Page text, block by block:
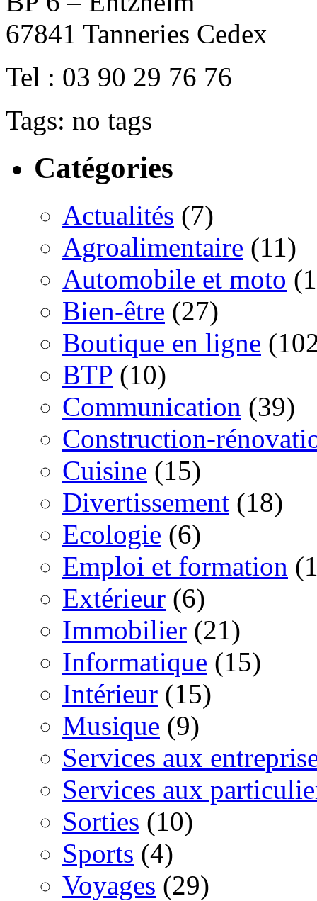
67841 Tanneries Cedex
Tel : 03 90 29 76 76
Tags: no tags
Catégories
Actualités (7)
Agroalimentaire (11)
Automobile et moto
Bien-être (27)
Boutique en ligne
BTP (10)
Communication (39)
Construction-
Cuisine (15)
Divertissement (18)
Ecologie (6)
Emploi et formation
Extérieur (6)
Immobilier (21)
Informatique (15)
Intérieur (15)
Musique (9)
Services aux
Services aux
Sorties (10)
Sports (4)
Voyages (29)